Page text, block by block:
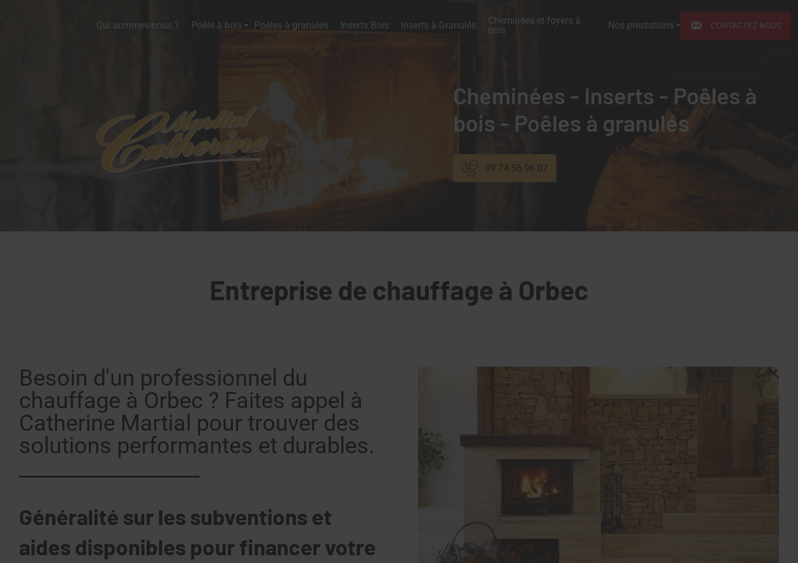
Cheminées - Inserts - Poêles à
bois - Poêles à granulés
09 74 56 96 07
Qui sommes-nous ? Poêle à bois Poêles à granulés Inserts Bois Inserts à Granulés
Cheminées et foyers à
bois
Nos prestations CONTACTEZ-NOUS
Entreprise de chauffage à Orbec
Besoin d'un professionnel du
chauffage à Orbec ? Faites appel à
Catherine Martial pour trouver des
solutions performantes et durables.
Généralité sur les subventions et
aides disponibles pour financer votre